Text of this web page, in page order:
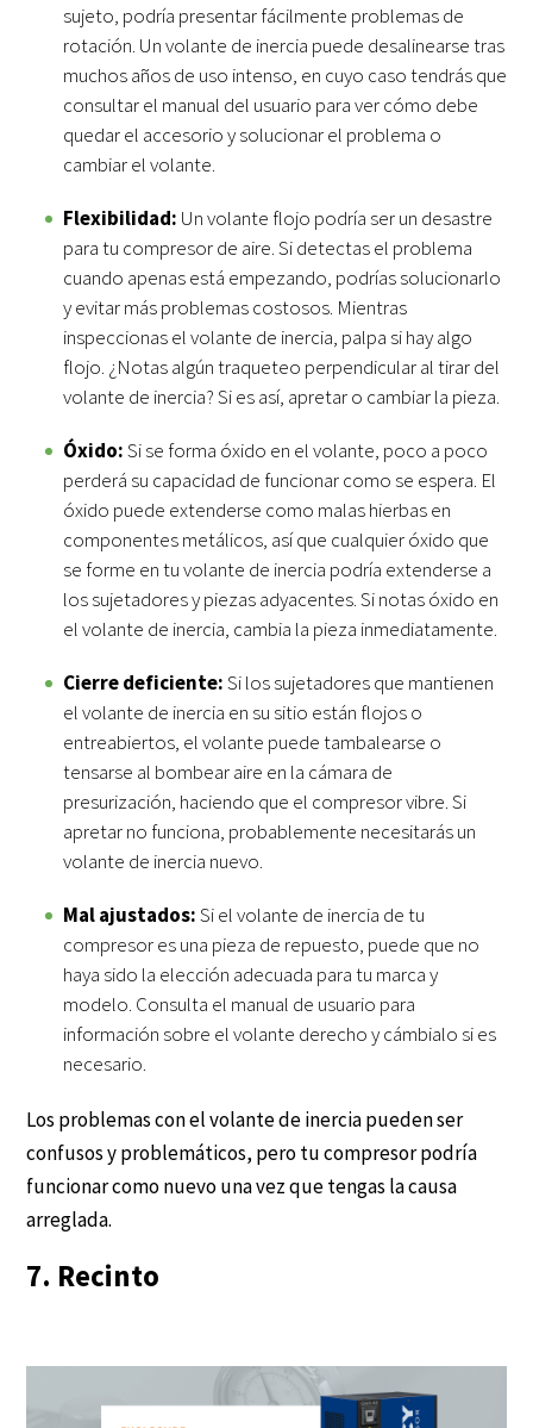
sujeto, podría presentar fácilmente problemas de
rotación. Un volante de inercia puede desalinearse tras
muchos años de uso intenso, en cuyo caso tendrás que
consultar el manual del usuario para ver cómo debe
quedar el accesorio y solucionar el problema o
cambiar el volante.
Flexibilidad: Un volante flojo podría ser un desastre
para tu compresor de aire. Si detectas el problema
cuando apenas está empezando, podrías solucionarlo
y evitar más problemas costosos. Mientras
inspeccionas el volante de inercia, palpa si hay algo
flojo. ¿Notas algún traqueteo perpendicular al tirar del
volante de inercia? Si es así, apretar o cambiar la pieza.
Óxido:Si se forma óxido en el volante, poco a poco
perderá su capacidad de funcionar como se espera. El
óxido puede extenderse como malas hierbas en
componentes metálicos, así que cualquier óxido que
se forme en tu volante de inercia podría extenderse a
los sujetadores y piezas adyacentes. Si notas óxido en
el volante de inercia, cambia la pieza inmediatamente.
Cierre deficiente:Si los sujetadores que mantienen
el volante de inercia en su sitio están flojos o
entreabiertos, el volante puede tambalearse o
tensarse al bombear aire en la cámara de
presurización, haciendo que el compresor vibre. Si
apretar no funciona, probablemente necesitarás un
volante de inercia nuevo.
Mal ajustados:Si el volante de inercia de tu
compresor es una pieza de repuesto, puede que no
haya sido la elección adecuada para tu marca y
modelo. Consulta el manual de usuario para
información sobre el volante derecho y cámbialo si es
necesario.
Los problemas con el volante de inercia pueden ser
confusos y problemáticos, pero tu compresor podría
funcionar como nuevo una vez que tengas la causa
arreglada.
7. Recinto